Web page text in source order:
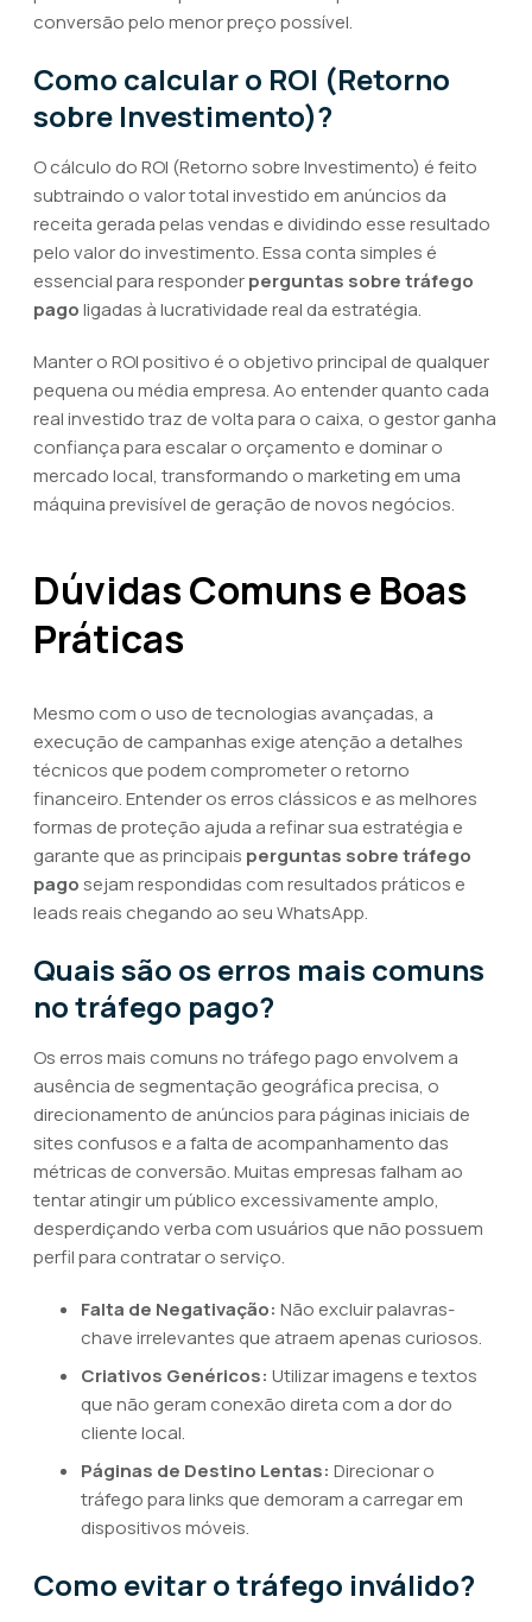
conversão pelo menor preço possível.
Como calcular o ROI (Retorno
sobre Investimento)?
O cálculo do ROI (Retorno sobre Investimento) é feito
subtraindo o valor total investido em anúncios da
receita gerada pelas vendas e dividindo esse resultado
pelo valor do investimento. Essa conta simples é
essencial para responderperguntas sobre tráfego
pagoligadas à lucratividade real da estratégia.
Manter o ROI positivo é o objetivo principal de qualquer
pequena ou média empresa. Ao entender quanto cada
real investido traz de volta para o caixa, o gestor ganha
confiança para escalar o orçamento e dominar o
mercado local, transformando o marketing em uma
máquina previsível de geração de novos negócios.
Dúvidas Comuns e Boas
Práticas
Mesmo com o uso de tecnologias avançadas, a
execução de campanhas exige atenção a detalhes
técnicos que podem comprometer o retorno
financeiro. Entender os erros clássicos e as melhores
formas de proteção ajuda a refinar sua estratégia e
garante que as principais perguntas sobre tráfego
pago sejam respondidas com resultados práticos e
leads reais chegando ao seu WhatsApp.
Quais são os erros mais comuns
no tráfego pago?
Os erros mais comuns no tráfego pago envolvem a
ausência de segmentação geográfica precisa, o
direcionamento de anúncios para páginas iniciais de
sites confusos e a falta de acompanhamento das
métricas de conversão. Muitas empresas falham ao
tentar atingir um público excessivamente amplo,
desperdiçando verba com usuários que não possuem
perfil para contratar o serviço.
Falta de Negativação: Não excluir palavras-
chave irrelevantes que atraem apenas curiosos.
Criativos Genéricos: Utilizar imagens e textos
que não geram conexão direta com a dor do
cliente local.
Páginas de Destino Lentas: Direcionar o
tráfego para links que demoram a carregar em
dispositivos móveis.
Como evitar o tráfego inválido?